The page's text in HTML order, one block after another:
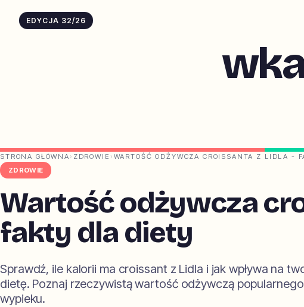
EDYCJA 32/26
STRONA GŁÓWNA › ZDROWIE › WARTOŚĆ ODŻYWCZA CROISSANTA Z LIDLA -
ZDROWIE
Wartość odżywcza
fakty dla diety
Sprawdź, ile kalorii ma croissant z Lidla i jak wpływa na
dietę. Poznaj rzeczywistą wartość odżywczą popularnego
wypieku.